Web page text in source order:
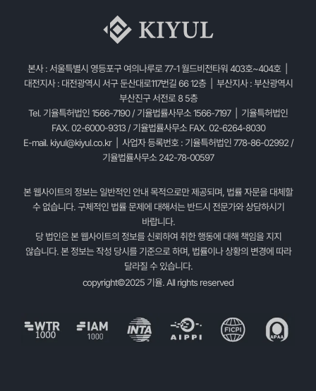
본사 : 서울특별시 영등포구 여의나루로 77-1 월드비전타워 403호~404호 |
대전지사 : 대전광역시 서구 둔산대로117번길 66 12층 | 부산지사 : 부산광역시
부산진구 서전로 8 5층
Tel. 기율특허법인 1566-7190 / 기율법률사무소 1566-7197 | 기율특허법인
FAX. 02-6000-9313 / 기율법률사무소 FAX. 02-6264-8030
E-mail. kiyul@kiyul.co.kr| 사업자 등록번호 : 기율특허법인 778-86-02992 /
기율법률사무소 242-78-00597
본 웹사이트의 정보는 일반적인 안내 목적으로만 제공되며, 법률 자문을 대체할
수 없습니다. 구체적인 법률 문제에 대해서는 반드시 전문가와 상담하시기
바랍니다.
당 법인은 본 웹사이트의 정보를 신뢰하여 취한 행동에 대해 책임을 지지
않습니다. 본 정보는 작성 당시를 기준으로 하며, 법률이나 상황의 변경에 따라
달라질 수 있습니다.
copyright©2025 기율. All rights reserved